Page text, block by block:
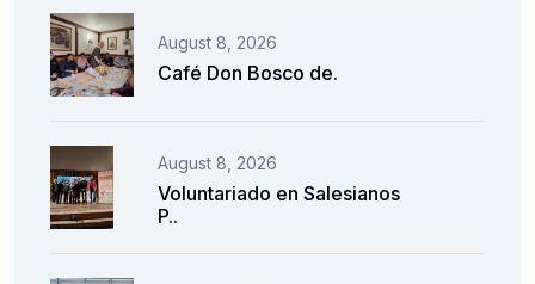
August 8, 2026
Café Don Bosco de.
August 8, 2026
Voluntariado en Salesianos
P..